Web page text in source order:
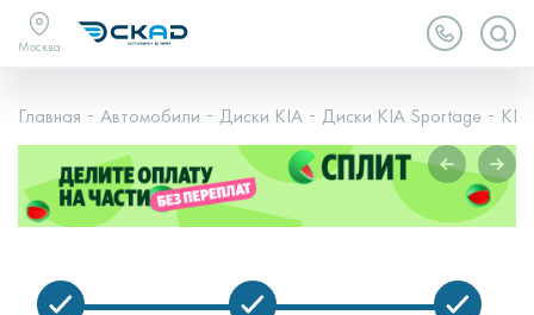
Москва
Главная Автомобили Диски KIA Диски KIA Sportage